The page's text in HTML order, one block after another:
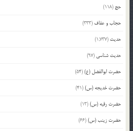
حج (118)
حجاب و عفاف (333)
حدیث (1,737)
حدیث شناسی (97)
حضرت ابوالفضل (ع)(54)
حضرت خدیجه (س)(41)
حضرت رقیه (س)(13)
حضرت زینب (س)(66)